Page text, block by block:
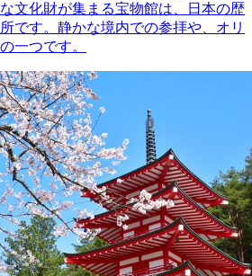
文化財が集まる宝物館は、日本の歴
です。静かな境内での参拝や、オリ
一つです。